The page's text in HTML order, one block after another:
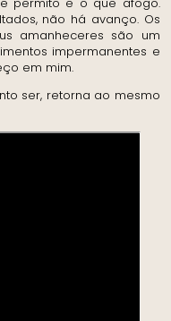
não há avanço. Os
amanheceres são um
impermanentes e
em mim.
ser, retorna ao mesmo